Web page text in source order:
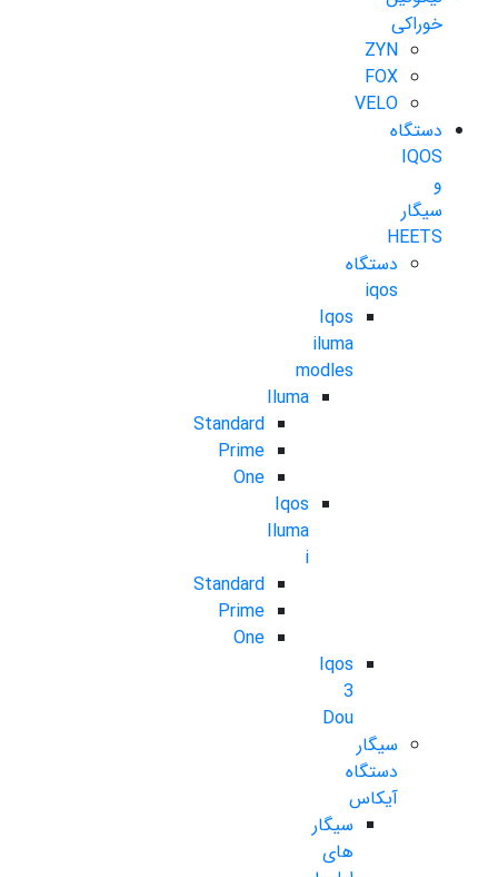
خوراکی
ZYN
FOX
VELO
دستگاه
IQOS
و
سیگار
HEETS
دستگاه
iqos
Iqos
iluma
modles
Iluma
Standard
Prime
One
Iqos
Iluma
i
Standard
Prime
One
Iqos
3
Dou
سیگار
دستگاه
آیکاس
سیگار
های